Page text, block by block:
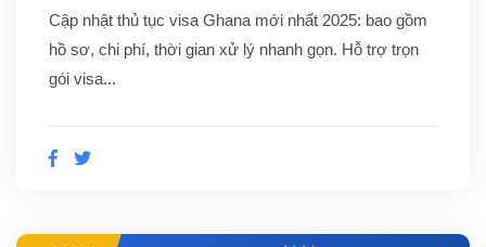
Cập nhật thủ tục visa Ghana mới nhất 2025: bao gồm
hồ sơ, chi phí, thời gian xử lý nhanh gọn. Hỗ trợ trọn
gói visa...